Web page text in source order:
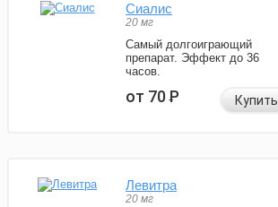
Сиалис
20 мг
Самый долгоиграющий
препарат. Эффект до 36
часов.
от 70Р Купить
Левитра
20 мг